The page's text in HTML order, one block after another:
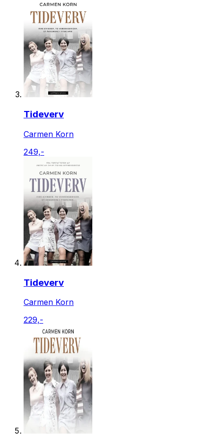
Tideverv
Carmen Korn
249,-
Tideverv
Carmen Korn
229,-